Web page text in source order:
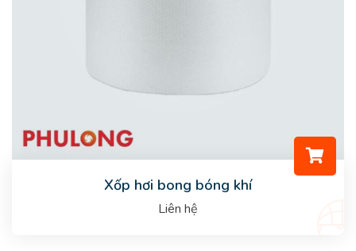
Xốp hơi bong bóng khí
Liên hệ